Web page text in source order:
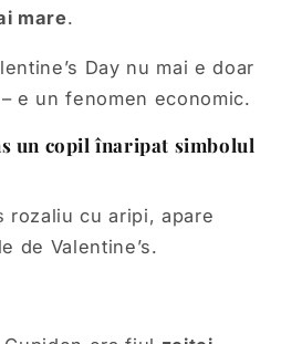
mare.
Day nu mai e doar
e un fenomen economic.
un copil înaripat simbolul
rozaliu cu aripi, apare
de Valentine’s.